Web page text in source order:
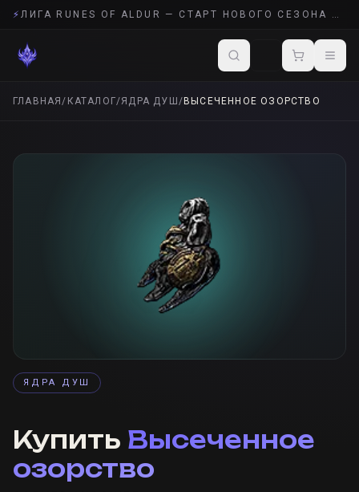
⚡ ЛИГА RUNES OF ALDUR — СТАРТ НОВОГО СЕЗОНА POE 2
ГЛАВНАЯ/ КАТАЛОГ/ЯДРА ДУШ / ВЫСЕЧЕННОЕ ОЗОРСТВО
ЯДРА ДУШ
Купить Высеченное
озорство